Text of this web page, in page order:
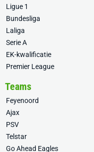
Ligue 1
Bundesliga
Laliga
Serie A
EK-kwalificatie
Premier League
Teams
Feyenoord
Ajax
PSV
Telstar
Go Ahead Eagles